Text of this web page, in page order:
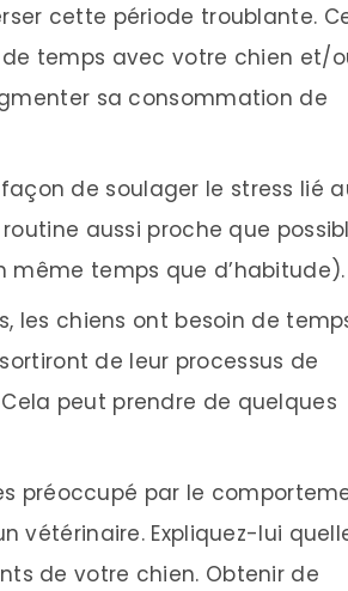
cette période troublante.
temps avec votre chien et/
sa consommation de
de soulager le stress lié
aussi proche que
même temps que d’habitude).
les chiens ont besoin de
de leur processus de
peut prendre de quelques
préoccupé par le
vétérinaire. Expliquez-lui
de votre chien. Obtenir de